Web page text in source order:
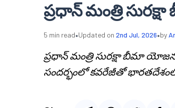
ప్రధాన్ మంత్రి
5 min read•Updated on 2nd Jul, 2026•by
ప్రధాన్ మంత్రి సురక్షా బీమా యోజన
సందర్భంలో కవరేజీతో